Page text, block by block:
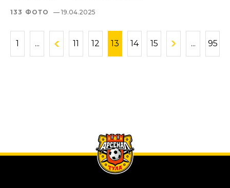
133 ФОТО — 19.04.2025
1 ... 11 12 13 14 15 ... 95